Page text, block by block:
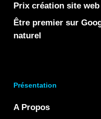
Prix création site web
Être premier sur
naturel
Présentation
A Propos